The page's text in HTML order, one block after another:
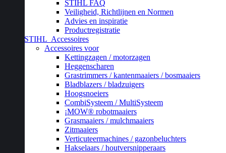
STIHL FAQ
Veiligheid, Richtlijnen en Normen
Advies en inspiratie
Productregistratie
STIHL Accessoires
Accessoires voor
Kettingzagen / motorzagen
Heggenscharen
Grastrimmers / kantenmaaiers / bosmaaiers
Bladblazers / bladzuigers
Hoogsnoeiers
CombiSysteem / MultiSysteem
¡MOW® robotmaaiers
Grasmaaiers / mulchmaaiers
Zitmaaiers
Verticuteermachines / gazonbeluchters
Hakselaars / houtversnipperaars